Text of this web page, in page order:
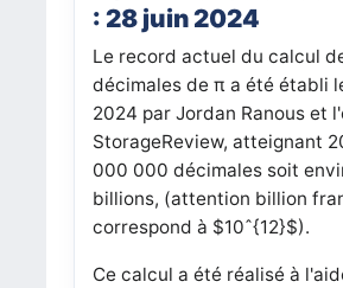
: 28 juin 2024
Le record actuel du calcul
décimales de π a été établi
2024 par Jordan Ranous et
StorageReview, atteignant
000 000 décimales soit
billions, (attention billion
correspond à $10ˆ{12}$).
Ce calcul a été réalisé à